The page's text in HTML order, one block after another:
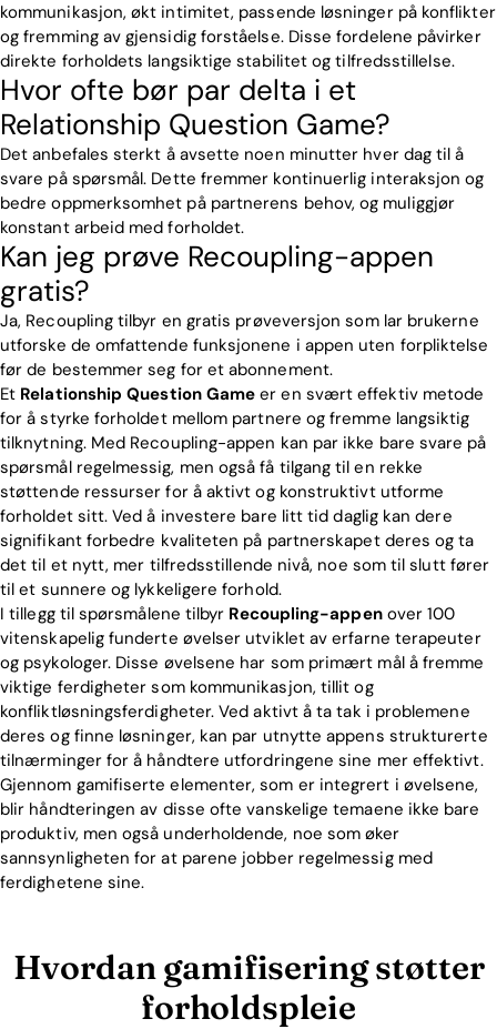
kommunikasjon, økt intimitet, passende løsninger på konflikter
og fremming av gjensidig forståelse. Disse fordelene påvirker
direkte forholdets langsiktige stabilitet og tilfredsstillelse.
Hvor ofte bør par delta i et
Relationship Question Game?
Det anbefales sterkt å avsette noen minutter hver dag til å
svare på spørsmål. Dette fremmer kontinuerlig interaksjon og
bedre oppmerksomhet på partnerens behov, og muliggjør
konstant arbeid med forholdet.
Kan jeg prøve Recoupling-appen
gratis?
Ja, Recoupling tilbyr en gratis prøveversjon som lar brukerne
utforske de omfattende funksjonene i appen uten forpliktelse
før de bestemmer seg for et abonnement.
Et Relationship Question Game er en svært effektiv metode
for å styrke forholdet mellom partnere og fremme langsiktig
tilknytning. Med Recoupling-appen kan par ikke bare svare på
spørsmål regelmessig, men også få tilgang til en rekke
støttende ressurser for å aktivt og konstruktivt utforme
forholdet sitt. Ved å investere bare litt tid daglig kan dere
signifikant forbedre kvaliteten på partnerskapet deres og ta
det til et nytt, mer tilfredsstillende nivå, noe som til slutt fører
til et sunnere og lykkeligere forhold.
I tillegg til spørsmålene tilbyr Recoupling-appenover 100
vitenskapelig funderte øvelser utviklet av erfarne terapeuter
og psykologer. Disse øvelsene har som primært mål å fremme
viktige ferdigheter som kommunikasjon, tillit og
konfliktløsningsferdigheter. Ved aktivt å ta tak i problemene
deres og finne løsninger, kan par utnytte appens strukturerte
tilnærminger for å håndtere utfordringene sine mer effektivt.
Gjennom gamifiserte elementer, som er integrert i øvelsene,
blir håndteringen av disse ofte vanskelige temaene ikke bare
produktiv, men også underholdende, noe som øker
sannsynligheten for at parene jobber regelmessig med
ferdighetene sine.
Hvordan gamifisering støtter
forholdspleie